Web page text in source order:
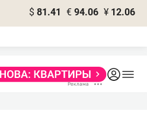
$ 81.41 € 94.06 ¥ 12.06